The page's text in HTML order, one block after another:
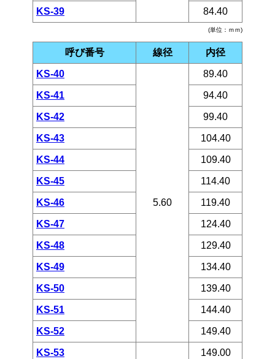
(単位：ｍｍ)
KS-39 84.40
呼び番号 線径 内径
KS-40
5.60
89.40
KS-41 94.40
KS-42 99.40
KS-43 104.40
KS-44 109.40
KS-45 114.40
KS-46 119.40
KS-47 124.40
KS-48 129.40
KS-49 134.40
KS-50 139.40
KS-51 144.40
KS-52 149.40
KS-53 149.00